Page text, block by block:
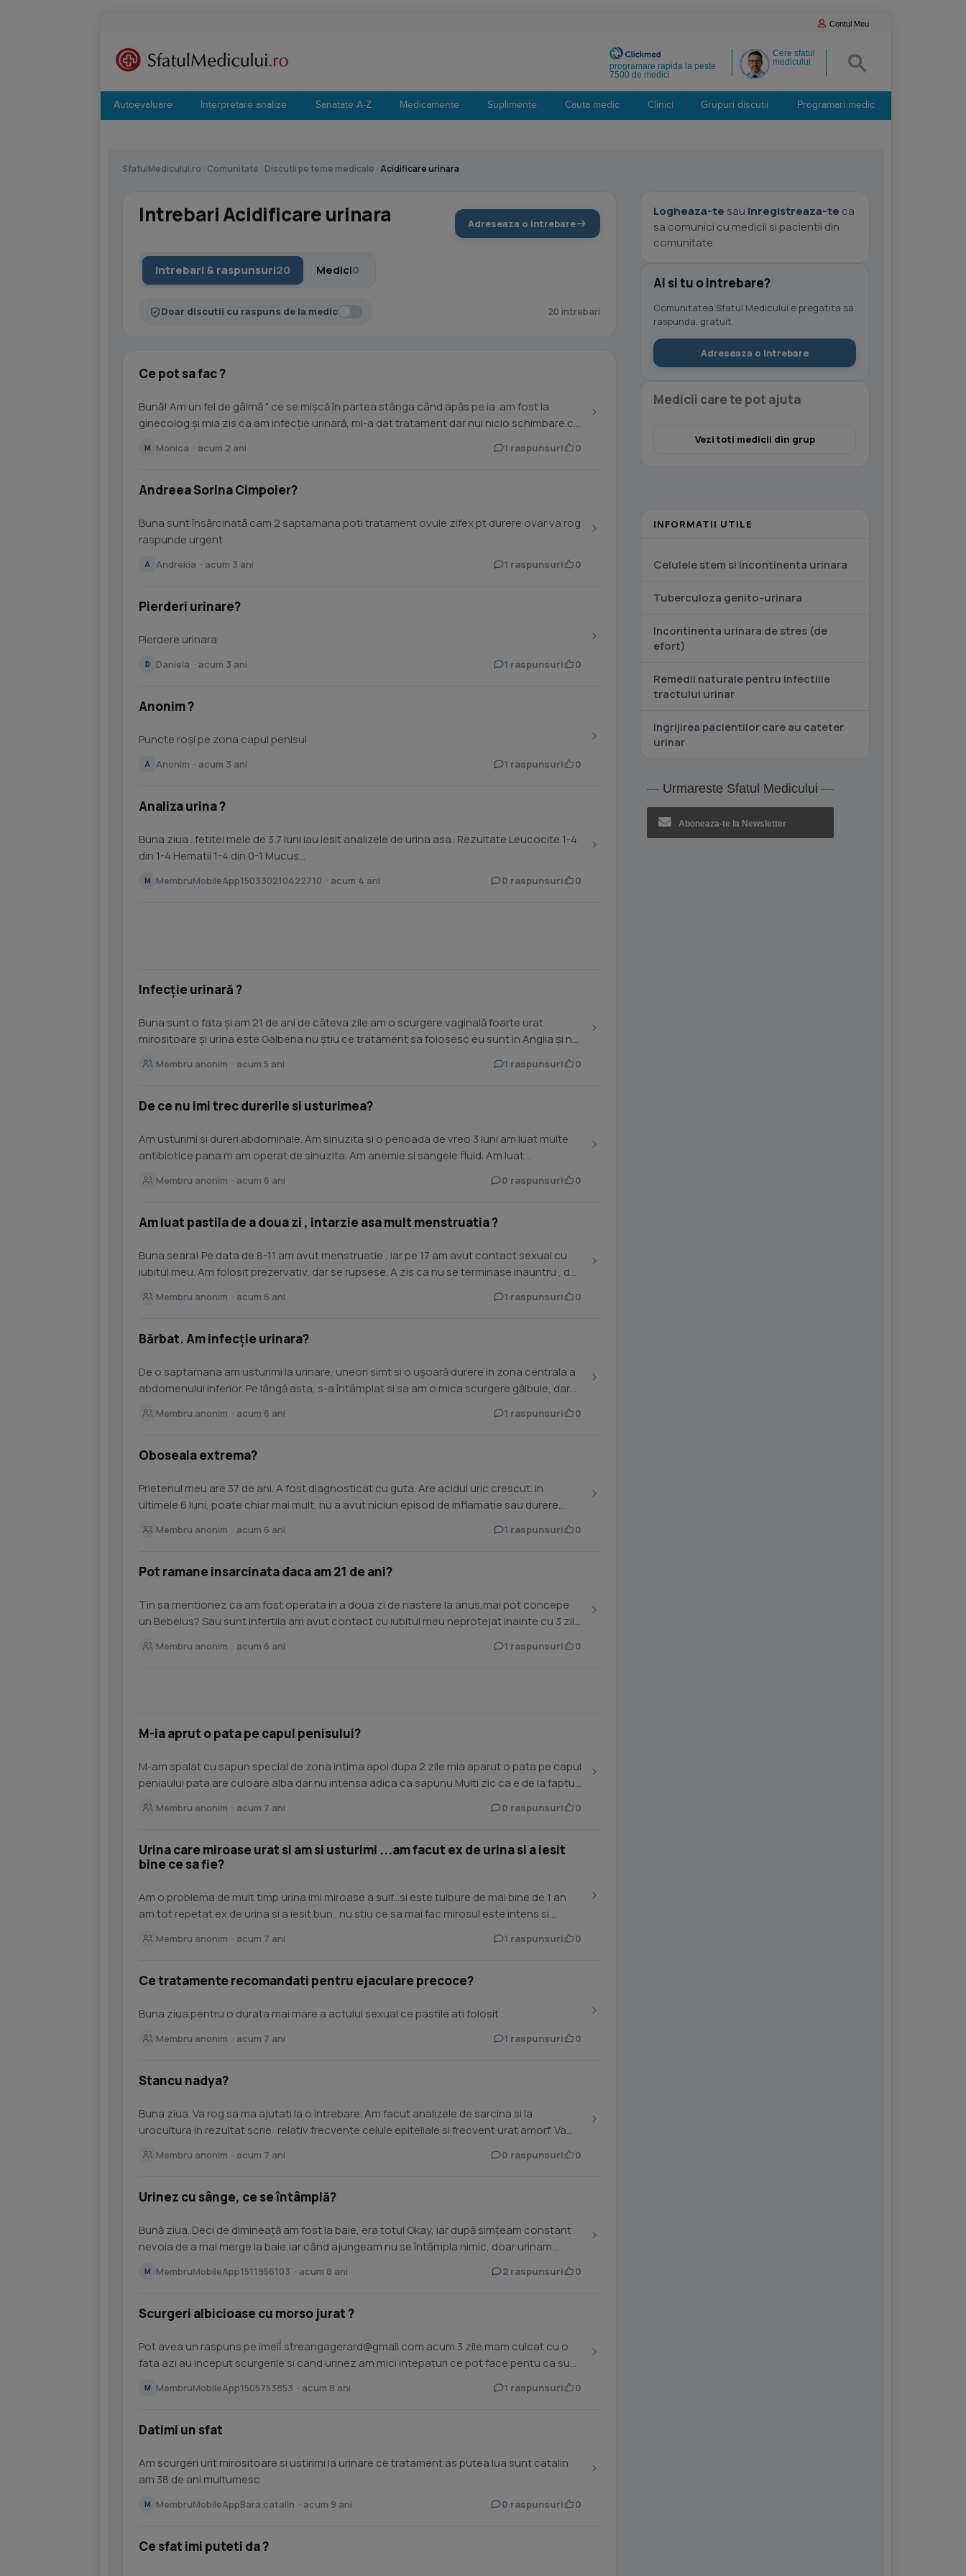
Contul Meu
Cere sfatul
medicului
programare rapida la peste
7500 de medici
Autoevaluare Interpretare analize Sanatate A-Z Medicamente Suplimente Cauta medic Clinici Grupuri discutii Programari medic
SfatulMedicului.ro Comunitate Discutii pe teme medicale Acidificare urinara
Intrebari Acidificare urinara Adreseaza o intrebare
Intrebari & raspunsuri20 Medici0
Doar discutii cu raspuns de la medic 20 intrebari
Ce pot sa fac ?
Bună! Am un fel de gâlmă " ce se mișcă în partea stânga când apăs pe ia .am fost la
ginecolog și mia zis ca am infecție urinară, mi-a dat tratament dar nui nicio schimbare.ce
M Monica · acum 2 ani 1 raspunsuri 0
Andreea Sorina Cimpoier?
Buna sunt însărcinată cam 2 saptamana poti tratament ovule zifex pt durere ovar va rog
raspunde urgent
A Andrekia · acum 3 ani 1 raspunsuri 0
Pierderi urinare?
Pierdere urinara
D Daniela · acum 3 ani 1 raspunsuri 0
Anonim ?
Puncte roși pe zona capul penisul
A Anonim · acum 3 ani 1 raspunsuri 0
Analiza urina ?
Buna ziua ..fetitei mele de 3.7 luni iau iesit analizele de urina asa: Rezultate Leucocite 1-4
din 1-4 Hematii 1-4 din 0-1 Mucus...
M MembruMobileApp150330210422710 · acum 4 ani 0 raspunsuri 0
Infecție urinară ?
Buna sunt o fata și am 21 de ani de câteva zile am o scurgere vaginală foarte urat
mirositoare și urina este Galbena nu știu ce tratament sa folosesc eu sunt in Anglia și nu
Membru anonim · acum 5 ani 1 raspunsuri 0
De ce nu imi trec durerile si usturimea?
Am usturimi si dureri abdominale. Am sinuzita si o perioada de vreo 3 luni am luat multe
antibiotice pana m am operat de sinuzita. Am anemie si sangele fluid. Am luat
Membru anonim · acum 6 ani 0 raspunsuri 0
Am luat pastila de a doua zi , intarzie asa mult menstruatia ?
Buna seara! Pe data de 8-11 am avut menstruatie , iar pe 17 am avut contact sexual cu
iubitul meu. Am folosit prezervativ, dar se rupsese. A zis ca nu se terminase inauntru , dar
Membru anonim · acum 6 ani 1 raspunsuri 0
Bărbat. Am infecție urinara?
De o saptamana am usturimi la urinare, uneori simt si o ușoară durere in zona centrala a
abdomenului inferior. Pe lângă asta, s-a întâmplat si sa am o mica scurgere gălbuie, dar
Membru anonim · acum 6 ani 1 raspunsuri 0
Oboseala extrema?
Prietenul meu are 37 de ani. A fost diagnosticat cu guta. Are acidul uric crescut. In
ultimele 6 luni, poate chiar mai mult, nu a avut niciun episod de inflamatie sau durere
Membru anonim · acum 6 ani 1 raspunsuri 0
Pot ramane insarcinata daca am 21 de ani?
Tin sa mentionez ca am fost operata in a doua zi de nastere la anus,mai pot concepe
un Bebelus? Sau sunt infertila am avut contact cu iubitul meu neprotejat inainte cu 3 zile
Membru anonim · acum 6 ani 1 raspunsuri 0
M-ia aprut o pata pe capul penisului?
M-am spalat cu sapun special de zona intima apoi dupa 2 zile mia aparut o pata pe capul
peniaului pata are culoare alba dar nu intensa adica ca sapunu.Multi zic ca e de la faptul
Membru anonim · acum 7 ani 0 raspunsuri 0
Urina care miroase urat si am si usturimi ...am facut ex de urina si a iesit
bine ce sa fie?
Am o problema de mult timp urina imi miroase a sulf...si este tulbure de mai bine de 1 an
am tot repetat ex de urina si a iesit bun...nu stiu ce sa mai fac mirosul este intens si
Membru anonim · acum 7 ani 1 raspunsuri 0
Ce tratamente recomandati pentru ejaculare precoce?
Buna ziua.pentru o durata mai mare a actului sexual ce pastile ati folosit
Membru anonim · acum 7 ani 1 raspunsuri 0
Stancu nadya?
Buna ziua. Va rog sa ma ajutati la o intrebare. Am facut analizele de sarcina si la
urocultura in rezultat scrie: relativ frecvente celule epiteliale si frecvent urat amorf. Va
Membru anonim · acum 7 ani 0 raspunsuri 0
Urinez cu sânge, ce se întâmplă?
Bună ziua. Deci de dimineață am fost la baie, era totul Okay, iar după simțeam constant
nevoia de a mai merge la baie,iar când ajungeam nu se întâmpla nimic, doar urinam
M MembruMobileApp1511956103 · acum 8 ani 2 raspunsuri 0
Scurgeri albicioase cu morso jurat ?
Pot avea un raspuns pe imeiĺ streangagerard@gmail.com
fata azi au inceput scurgerile si cand urinez am mici intepaturi ce pot face pentu ca sunt
M MembruMobileApp1505753853 · acum 8 ani 1 raspunsuri 0
Datimi un sfat
Am scurgeri urit mirositoare si ustirimi la urinare ce tratament as putea lua sunt catalin
am 38 de ani multumesc
M MembruMobileAppBara.catalin · acum 9 ani 0 raspunsuri 0
Ce sfat imi puteti da ?
Logheaza-te sau inregistreaza-te ca
sa comunici cu medicii si pacientii din
comunitate.
Ai si tu o intrebare?
Comunitatea Sfatul Medicului e pregatita sa
raspunda, gratuit.
Adreseaza o intrebare
Medicii care te pot ajuta
Vezi toti medicii din grup
INFORMATII UTILE
Celulele stem si incontinenta urinara
Tuberculoza genito-urinara
Incontinenta urinara de stres (de
efort)
Remedii naturale pentru infectiile
tractului urinar
Ingrijirea pacientilor care au cateter
urinar
Urmareste Sfatul Medicului
Aboneaza-te la Newsletter